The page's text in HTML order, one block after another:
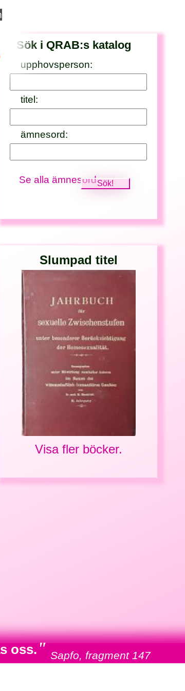
Sök i QRAB:s katalog
upphovsperson:
titel:
ämnesord:
Se alla ämnesord
Slumpad titel
Visa fler böcker.
oss." Sapfo, fragment 147